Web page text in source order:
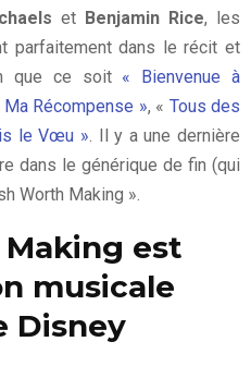
et Benjamin Rice, les
parfaitement dans le récit et
que ce soit « Bienvenue à
Ma Récompense », « Tous des
le Vœu » . Il y a une dernière
dans le générique de fin (qui
Worth Making ».
est
musicale
Disney